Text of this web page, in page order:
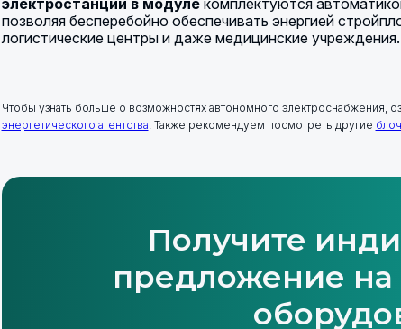
электростанции в модулекомплектуются
позволяя бесперебойно обеспечивать энергией
логистические центры и даже медицинские учреждения.
Чтобы узнать больше о возможностях автономного электроснабжения,
энергетического агентства. Также рекомендуем посмотреть другие
Получите
предложение на